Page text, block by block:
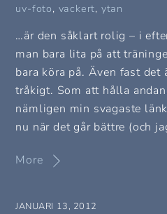
uv-foto, vackert, ytan
…är den såklart rolig – i
man bara lita på att
bara köra på. Även fast det
tråkigt. Som att hålla
nämligen min svagaste
nu när det går bättre (och
More
JANUARI 13, 2012